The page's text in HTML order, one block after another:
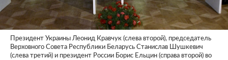
Президент Украины Леонид Кравчук (слева второй), председатель
Верховного Совета Республики Беларусь Станислав Шушкевич
(слева третий) и президент России Борис Ельцин (справа второй) во